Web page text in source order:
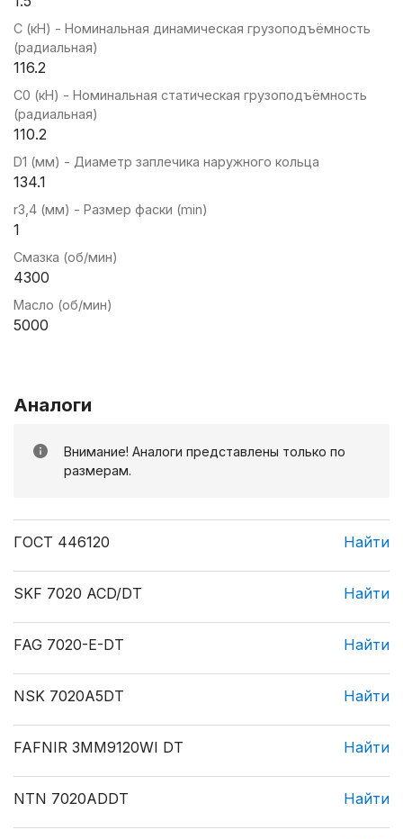
C (кН) - Номинальная динамическая грузоподъёмность
(радиальная)
116.2
C0 (кН) - Номинальная статическая грузоподъёмность
(радиальная)
110.2
D1 (мм) - Диаметр заплечика наружного кольца
134.1
r3,4 (мм) - Размер фаски (min)
1
Смазка (об/мин)
4300
Масло (об/мин)
5000
Аналоги
Внимание! Аналоги представлены только по
размерам.
ГОСТ 446120 Найти
SKF 7020 ACD/DT Найти
FAG 7020-E-DT Найти
NSK 7020A5DT Найти
FAFNIR 3MM9120WI DT Найти
NTN 7020ADDT Найти